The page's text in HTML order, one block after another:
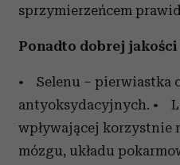
sprzymierzeńcem
Ponadto dobrej jakości
• Selenu – pierwiastka
antyoksydacyjnych. •
wpływającej korzystnie
mózgu, układu